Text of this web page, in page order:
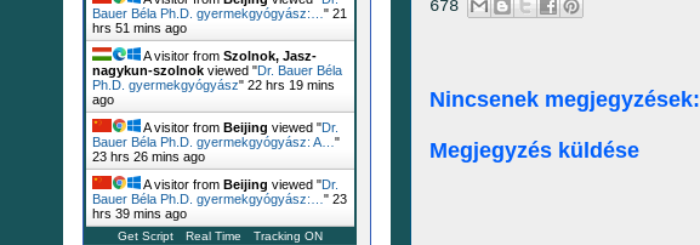
678
Nincsenek megjegyzések:
Megjegyzés küldése
Bauer Béla Ph.D. gyermekgyógyász:… " 21
hrs 51 mins ago
A visitor from Szolnok, Jasz-
nagykun-szolnok viewed "Dr. Bauer Béla
Ph.D. gyermekgyógyász" 22 hrs 19 mins
ago
A visitor from Beijing viewed "Dr.
Bauer Béla Ph.D. gyermekgyógyász: A… "
23 hrs 26 mins ago
A visitor from Beijing viewed "Dr.
Bauer Béla Ph.D. gyermekgyógyász:… " 23
hrs 39 mins ago
Get Script Real Time Tracking ON